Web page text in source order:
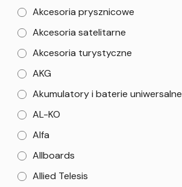
Akcesoria prysznicowe
Akcesoria satelitarne
Akcesoria turystyczne
AKG
Akumulatory i baterie uniwersalne
AL-KO
Alfa
Allboards
Allied Telesis